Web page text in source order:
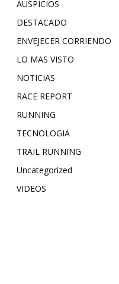
AUSPICIOS
DESTACADO
ENVEJECER CORRIENDO
LO MAS VISTO
NOTICIAS
RACE REPORT
RUNNING
TECNOLOGIA
TRAIL RUNNING
Uncategorized
VIDEOS